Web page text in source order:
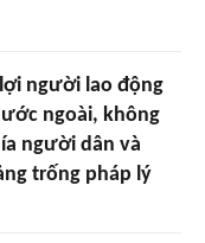
người lao động
ngoài, không
người dân và
trống pháp lý